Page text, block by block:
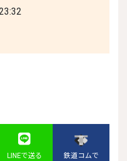
LINEで送る
鉄道コムで